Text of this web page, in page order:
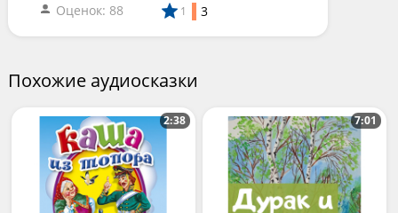
Оценок: 88 1 3
Похожие аудиосказки
2:38 7:01